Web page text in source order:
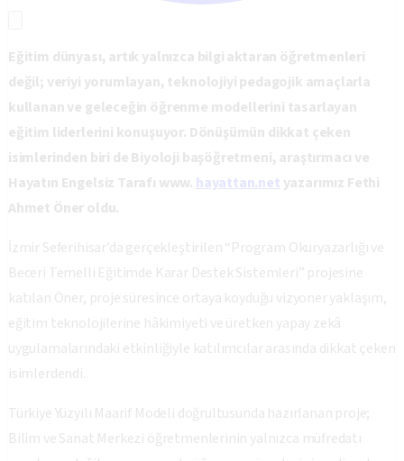
Eğitim dünyası, artık yalnızca bilgi aktaran öğretmenleri
değil; veriyi yorumlayan, teknolojiyi pedagojik amaçlarla
kullanan ve geleceğin öğrenme modellerini tasarlayan
eğitim liderlerini konuşuyor. Dönüşümün dikkat çeken
isimlerinden biri de Biyoloji başöğretmeni, araştırmacı ve
Hayatın Engelsiz Tarafı www. hayattan.net yazarımız Fethi
Ahmet Öner oldu.
İzmir Seferihisar’da gerçekleştirilen “Program Okuryazarlığı ve
Beceri Temelli Eğitimde Karar Destek Sistemleri” projesine
katılan Öner, proje süresince ortaya koyduğu vizyoner yaklaşım,
eğitim teknolojilerine hâkimiyeti ve üretken yapay zekâ
uygulamalarındaki etkinliğiyle katılımcılar arasında dikkat çeken
isimlerdendi.
Türkiye Yüzyılı Maarif Modeli doğrultusunda hazırlanan proje;
Bilim ve Sanat Merkezi öğretmenlerinin yalnızca müfredatı